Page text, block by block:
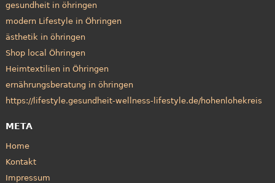
gesundheit in öhringen
modern Lifestyle in Öhringen
ästhetik in öhringen
Shop local Öhringen
Heimtextilien in Öhringen
ernährungsberatung in öhringen
https://lifestyle.gesundheit-wellness-lifestyle.de/hohenlohekreis
META
Home
Kontakt
Impressum